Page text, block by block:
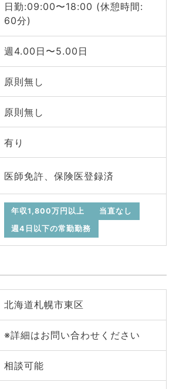
日勤:09:00〜18:00 (休憩時間:
60分)
週4.00日〜5.00日
原則無し
原則無し
有り
医師免許、保険医登録済
年収1,800万円以上
当直なし
週4日以下の常勤勤務
北海道札幌市東区
※詳細はお問い合わせください
相談可能